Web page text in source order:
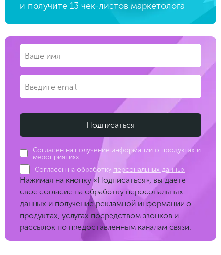
и получите 13 чек-листов маркетолога
Согласен на получение информации о продуктах и
мероприятиях
Согласен на обработку персональных данных
Нажимая на кнопку «Подписаться», вы даете
свое согласие на обработку перосональных
данных и получение рекламной информации о
продуктах, услугах посредством звонков и
рассылок по предоставленным каналам связи.